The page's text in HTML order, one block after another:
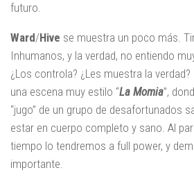
futuro.
Ward/Hive se muestra un poco más.
Inhumanos, y la verdad, no entiendo
¿Los controla? ¿Les muestra la
una escena muy estilo “La Momia”,
“jugo” de un grupo de desafortunados
estar en cuerpo completo y sano. Al
tiempo lo tendremos a full power, y
importante.